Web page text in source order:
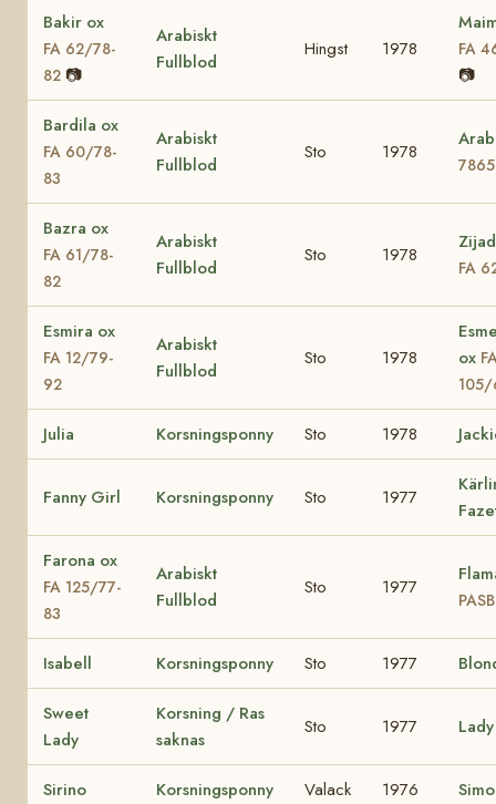
Bakir ox
FA 62/78-
82 📷
Arabiskt
Fullblod
Hingst 1978 FA
📷
Bardila ox
FA 60/78-
83
Arabiskt
Fullblod
Sto 1978
7865
Bazra ox
FA 61/78-
82
Arabiskt
Fullblod
Sto 1978
FA
Esmira ox
FA 12/79-
92
Arabiskt
Fullblod
Sto 1978
ox
105/
Julia Korsningsponny Sto 1978
Fanny Girl Korsningsponny Sto 1977
Farona ox
FA 125/77-
83
Arabiskt
Fullblod
Sto 1977
Isabell Korsningsponny Sto 1977
Sweet
Lady
Korsning / Ras
saknas
Sto 1977 Lady
Sirino Korsningsponny Valack 1976